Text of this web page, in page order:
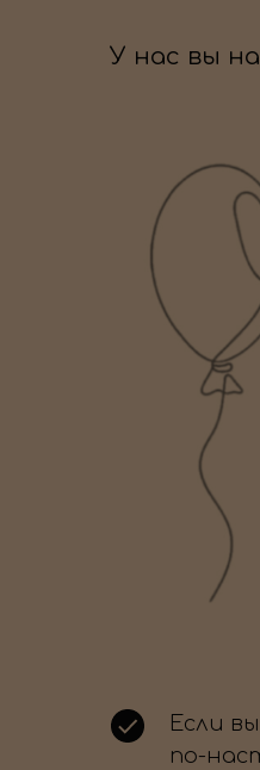
У нас вы
Если
по-